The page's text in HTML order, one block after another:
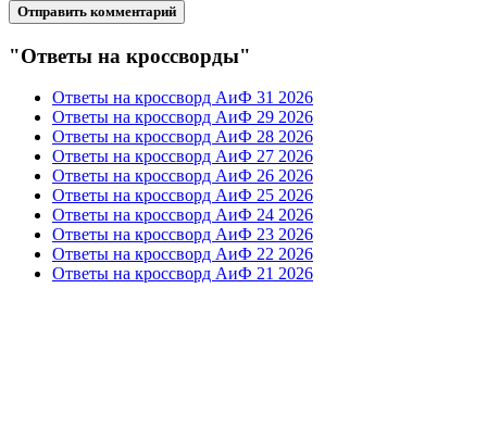
"Ответы на кроссворды"
Ответы на кроссворд АиФ 31 2026
Ответы на кроссворд АиФ 29 2026
Ответы на кроссворд АиФ 28 2026
Ответы на кроссворд АиФ 27 2026
Ответы на кроссворд АиФ 26 2026
Ответы на кроссворд АиФ 25 2026
Ответы на кроссворд АиФ 24 2026
Ответы на кроссворд АиФ 23 2026
Ответы на кроссворд АиФ 22 2026
Ответы на кроссворд АиФ 21 2026